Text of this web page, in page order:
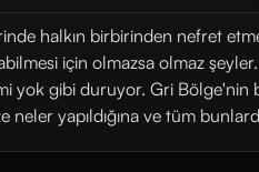
halkın birbirinden nefret
için olmazsa olmaz
yok gibi duruyor. Gri
neler yapıldığına ve tüm